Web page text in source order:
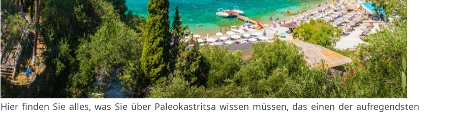
Hier finden Sie alles, was Sie über Paleokastritsa wissen müssen, das einen der aufregendsten